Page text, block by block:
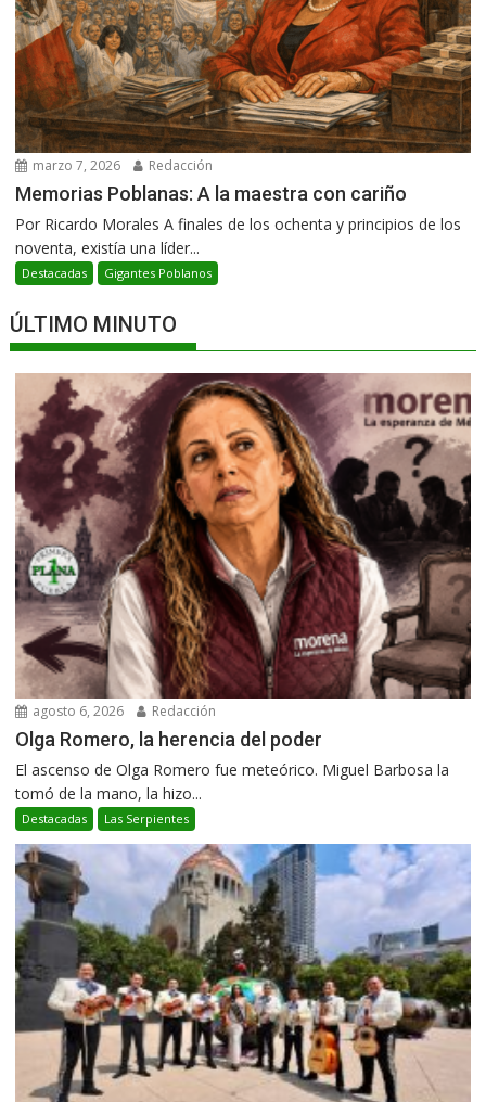
marzo 7, 2026 Redacción
Memorias Poblanas: A la maestra con cariño
Por Ricardo Morales A finales de los ochenta y principios de los
noventa, existía una líder...
Destacadas Gigantes Poblanos
ÚLTIMO MINUTO
agosto 6, 2026 Redacción
Olga Romero, la herencia del poder
El ascenso de Olga Romero fue meteórico. Miguel Barbosa la
tomó de la mano, la hizo...
Destacadas Las Serpientes